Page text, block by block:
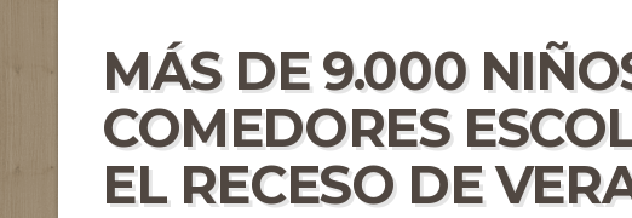
MÁS DE 9.000
COMEDORES
EL RECESO DE